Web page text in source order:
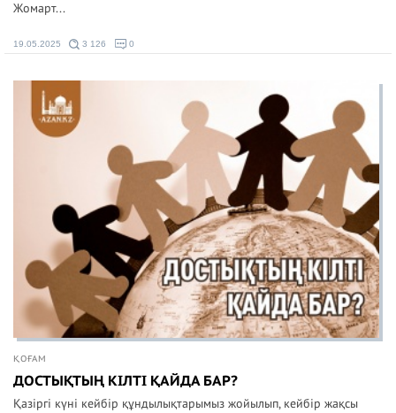
Жомарт...
19.05.2025 3 126 0
ҚОҒАМ
ДОСТЫҚТЫҢ КІЛТІ ҚАЙДА БАР?
Қазіргі күні кейбір құндылықтарымыз жойылып, кейбір жақсы